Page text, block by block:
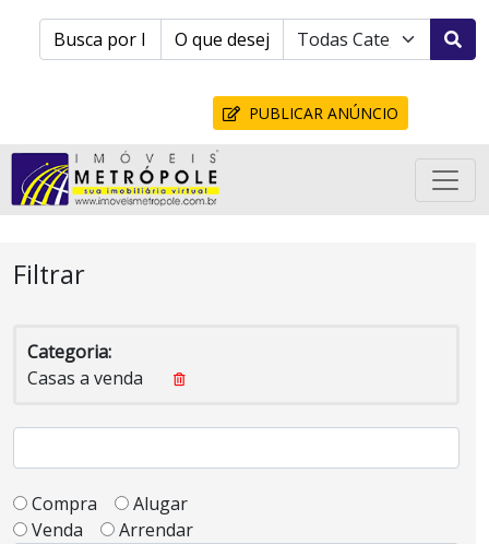
PUBLICAR ANÚNCIO
Filtrar
Categoria:
Casas a venda
Compra
Alugar
Venda
Arrendar